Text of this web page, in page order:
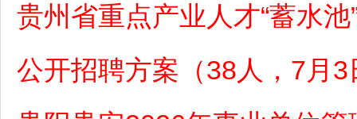
贵州省重点产业人才“蓄水
公开招聘方案（38人，7月